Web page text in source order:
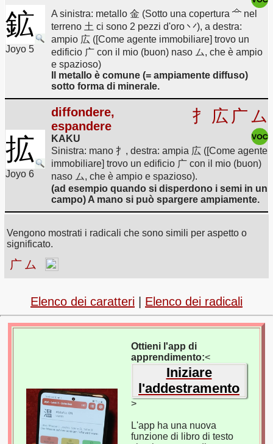
鉱
Joyo 5
A sinistra: metallo 金 (Sotto una copertura
nel
terreno 土 ci sono 2 pezzi d'oro 丷), a destra:
ampio 広 ([Come agente immobiliare] trovo un
edificio 广 con il mio (buon) naso ム, che è ampio
e spazioso)
Il metallo è comune (= ampiamente diffuso)
sotto forma di minerale.
拡
Joyo 6
diffondere,
espandere
KAKU
扌 広 广ム
Sinistra: mano 扌, destra: ampia 広 ([Come agente
immobiliare] trovo un edificio 广 con il mio (buon)
naso ム, che è ampio e spazioso).
(ad esempio quando si disperdono i semi in un
campo) A mano si può spargere ampiamente.
Vengono mostrati i radicali che sono simili per aspetto o
significato.
广 ム
Elenco dei caratteri Elenco dei radicali
Ottieni l'app di
apprendimento:<
Iniziare
l'addestramento
>
L'app ha una nuova
funzione di libro di testo